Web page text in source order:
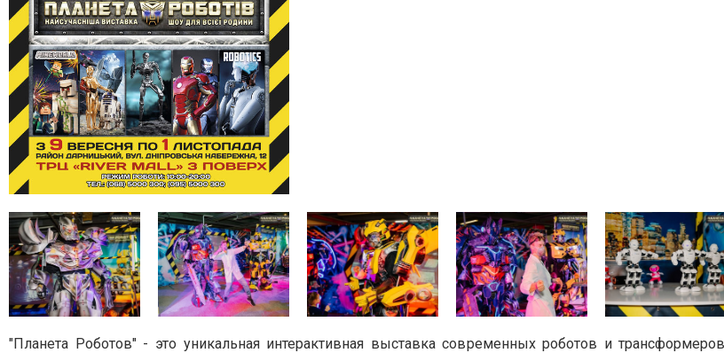
"Планета Роботов" - это уникальная интерактивная выставка современных роботов и